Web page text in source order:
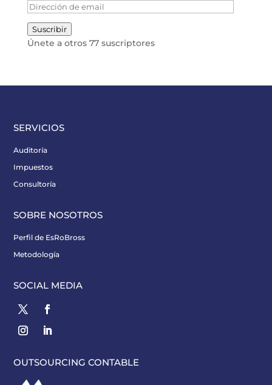
Dirección
de
email
Suscribir
Únete a otros 77 suscriptores
SERVICIOS
Auditoría
Impuestos
Consultoría
SOBRE NOSOTROS
Perfil de EsRoBross
Metodología
SOCIAL MEDIA
OUTSOURCING CONTABLE